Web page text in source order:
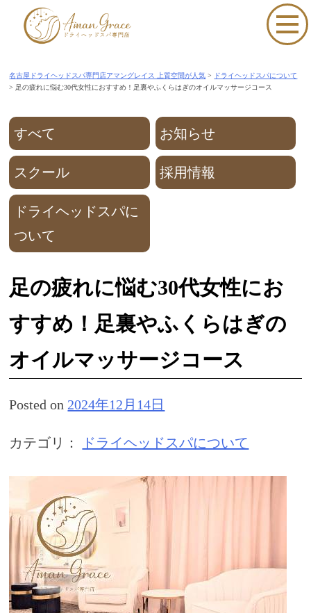
名古屋ドライヘッドスパ専門店アマングレイス 上質空間が人気 >
ドライヘッドスパについて
> 足の疲れに悩む30代女性におすすめ！足裏やふくらはぎのオイルマッサージコース
すべて お知らせ
スクール 採用情報
ドライヘッドスパに
ついて
足の疲れに悩む30代女性にお
すすめ！足裏やふくらはぎの
オイルマッサージコース
Posted on 2024年12月14日
カテゴリ： ドライヘッドスパについて